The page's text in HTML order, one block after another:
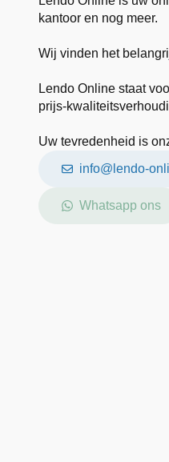
kantoor en nog meer.
Wij vinden het
Lendo Online staat
prijs-
Uw tevredenheid is
info@lendo-
Whatsapp ons